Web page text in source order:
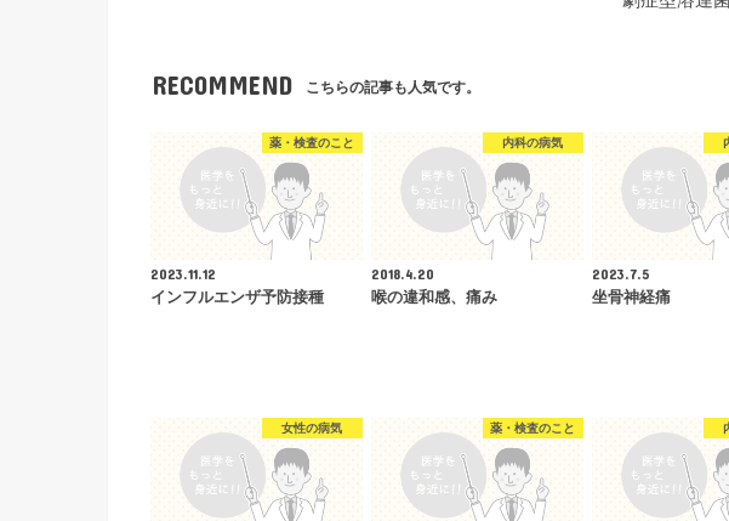
RECOMMEND こちらの記事も人気です。
薬・検査のこと
2023.11.12
インフルエンザ予防接種
内科の病気
2018.4.20
喉の違和感、痛み
2023.7.5
坐骨神経痛
女性の病気 薬・検査のこと